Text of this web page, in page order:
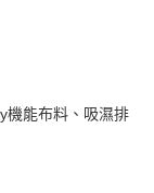
機能布料、吸濕排